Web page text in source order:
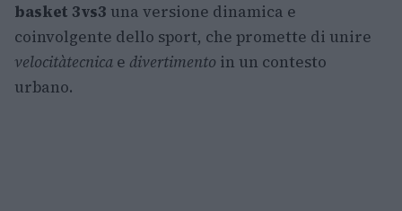
basket 3vs3 una versione dinamica e
coinvolgente dello sport, che promette di unire
velocitàtecnica e divertimento in un contesto
urbano.